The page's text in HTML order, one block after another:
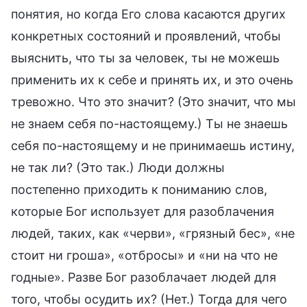
понятия, но когда Его слова касаются других
конкретных состояний и проявлений, чтобы
выяснить, что ты за человек, ты не можешь
применить их к себе и принять их, и это очень
тревожно. Что это значит? (Это значит, что мы
не знаем себя по-настоящему.) Ты не знаешь
себя по-настоящему и не принимаешь истину,
не так ли? (Это так.) Люди должны
постепенно приходить к пониманию слов,
которые Бог использует для разоблачения
людей, таких, как «черви», «грязный бес», «не
стоит ни гроша», «отбросы» и «ни на что не
годные». Разве Бог разоблачает людей для
того, чтобы осудить их? (Нет.) Тогда для чего